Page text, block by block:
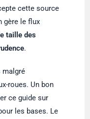
cette source
gère le flux
taille des
.
malgré
roues. Un bon
ce guide sur
les bases. Le